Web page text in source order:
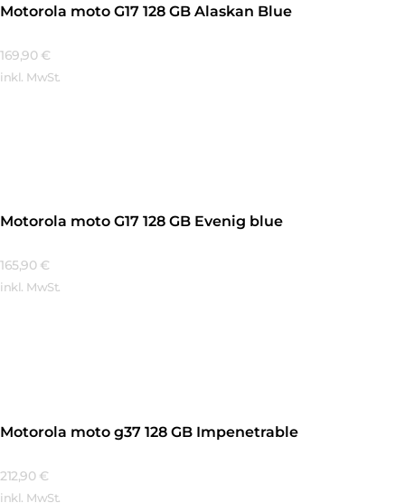
Motorola moto G17 128 GB Alaskan Blue
169,90 €
inkl. MwSt.
Motorola moto G17 128 GB Evenig blue
165,90 €
inkl. MwSt.
Motorola moto g37 128 GB Impenetrable
212,90 €
inkl. MwSt.